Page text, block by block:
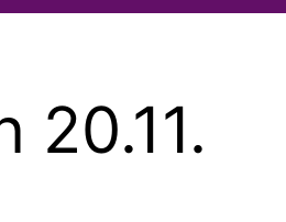
20.11.